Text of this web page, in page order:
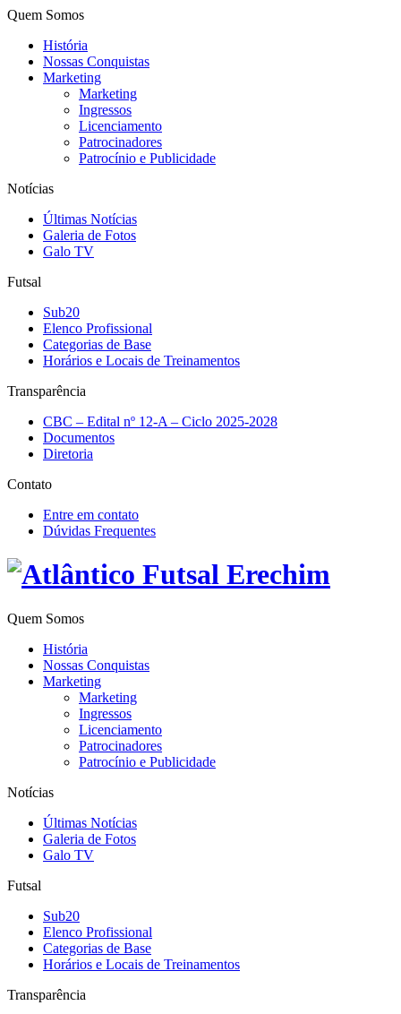
Quem Somos
História
Nossas Conquistas
Marketing
Marketing
Ingressos
Licenciamento
Patrocinadores
Patrocínio e Publicidade
Notícias
Últimas Notícias
Galeria de Fotos
Galo TV
Futsal
Sub20
Elenco Profissional
Categorias de Base
Horários e Locais de Treinamentos
Transparência
CBC – Edital nº 12-A – Ciclo 2025-2028
Documentos
Diretoria
Contato
Entre em contato
Dúvidas Frequentes
Quem Somos
História
Nossas Conquistas
Marketing
Marketing
Ingressos
Licenciamento
Patrocinadores
Patrocínio e Publicidade
Notícias
Últimas Notícias
Galeria de Fotos
Galo TV
Futsal
Sub20
Elenco Profissional
Categorias de Base
Horários e Locais de Treinamentos
Transparência